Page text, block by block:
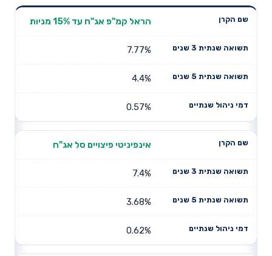
שנים
תשואה
דמי ניהול
הראל קמ"פ אג"ח עד 15% מניות
7.77%
4.4%
0.57%
אינפיניטי פיצויים סל אג"ח
7.4%
3.68%
0.62%